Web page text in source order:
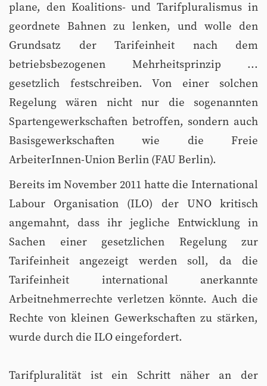
plane, den Koalitions- und Tarifpluralismus in
geordnete Bahnen zu lenken, und wolle den
Grundsatz der Tarifeinheit nach dem
betriebsbezogenen Mehrheitsprinzip ...
gesetzlich festschreiben. Von einer solchen
Regelung wären nicht nur die sogenannten
Spartengewerkschaften betroffen, sondern auch
Basisgewerkschaften wie die Freie
ArbeiterInnen-Union Berlin (FAU Berlin).
Bereits im November 2011 hatte die International
Labour Organisation (ILO) der UNO kritisch
angemahnt, dass ihr jegliche Entwicklung in
Sachen einer gesetzlichen Regelung zur
Tarifeinheit angezeigt werden soll, da die
Tarifeinheit international anerkannte
Arbeitnehmerrechte verletzen könnte. Auch die
Rechte von kleinen Gewerkschaften zu stärken,
wurde durch die ILO eingefordert.
Tarifpluralität ist ein Schritt näher an der